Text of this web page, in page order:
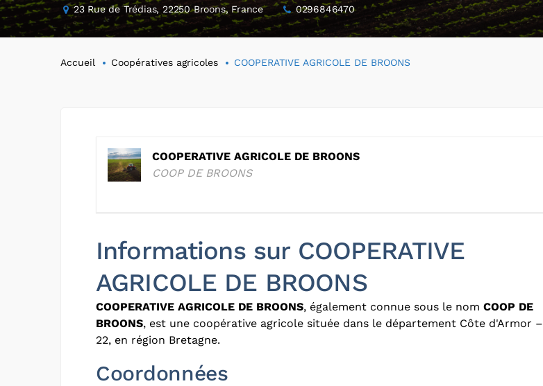
23 Rue de Trédias, 22250 Broons, France 0296846470
Accueil Coopératives agricoles COOPERATIVE AGRICOLE DE BROONS
COOPERATIVE AGRICOLE DE BROONS
COOP DE BROONS
Informations sur COOPERATIVE
AGRICOLE DE BROONS
COOPERATIVE AGRICOLE DE BROONS, également connue sous le nom COOP DE
BROONS, est une coopérative agricole située dans le département Côte d'Armor –
22, en région Bretagne.
Coordonnées